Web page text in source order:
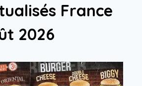
France
2026